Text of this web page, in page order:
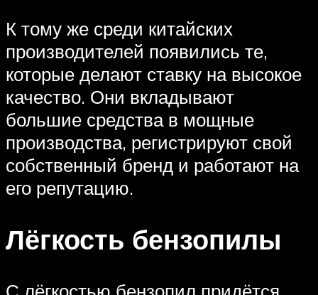
К тому же среди китайских
производителей появились те,
которые делают ставку на высокое
качество. Они вкладывают
большие средства в мощные
производства, регистрируют свой
собственный бренд и работают на
его репутацию.
Лёгкость бензопилы